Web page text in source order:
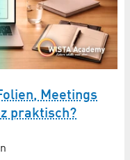
Meetings
praktisch?